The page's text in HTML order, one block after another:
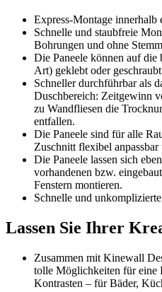
Express-Montage innerhalb
Schnelle und staubfreie
Bohrungen und ohne
Die Paneele können auf die
Art) geklebt oder
Schneller durchführbar als
Duschbereich: Zeitgewinn
zu Wandfliesen die
entfallen.
Die Paneele sind für alle
Zuschnitt flexibel anpassbar
Die Paneele lassen sich
vorhandenen bzw.
Fenstern montieren.
Schnelle und
Lassen Sie Ihrer
Zusammen mit Kinewall
tolle Möglichkeiten für eine
Kontrasten – für Bäder,